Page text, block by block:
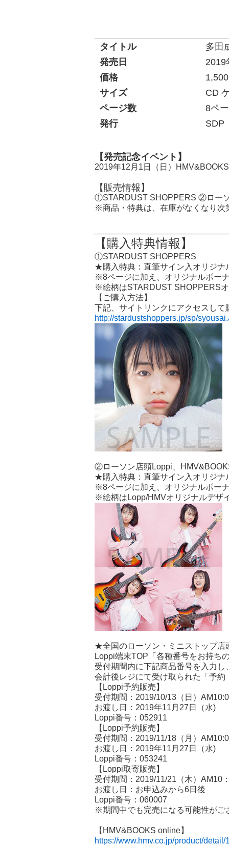
タイトル
多田
発売日
2019
価格
サイズ
CD
ページ数
8ペ
発行
SDP
【発売記念イベント】
2019年12月1日（日）
【販売情報】
①STARDUST SHOPPERS ②ロー
※商品・特典は、在庫がなくなり次
【購入特典情報】
①STARDUST SHOPPERS
★購入特典：直筆サイン入オリジナ
※8ページに加え、オリジナルボー
※絵柄はSTARDUST SHOPPERS
【ご購入方法】
下記、サイトリンクにアクセスし
http://stardustshoppers.jp/sp/
②ローソン店頭Loppi、
★購入特典：直筆サイン入オリジナ
※8ページに加え、オリジナルボー
※絵柄はLopp/HMVオリジナルデザ
★全国のローソン・ミニストップ店
Loppi端末TOP「各種番号をお持ち
受付期間内に下記商品番号を入力
会計後レジにて受け取られた「予
【Loppi予約販売】
受付期間：2019/10/13（日）
お渡し日：2019年11月27日（水)
Loppi番号：052911
【Loppi予約販売】
受付期間：2019/11/18（月）
お渡し日：2019年11月27日（水)
Loppi番号：053241
【Loppi取寄販売】
受付期間：2019/11/21（木）AM10
お渡し日：お申込みから6日後
Loppi番号：060007
※期間中でも完売になる可能性がご
【HMV&BOOKS online】
https://www.hmv.co.jp/product/detail/